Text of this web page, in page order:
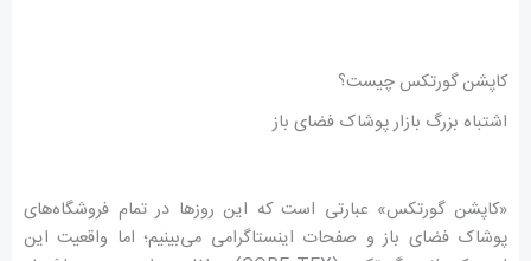
کاپشن گورتکس چیست؟
اشتباه بزرگ بازار پوشاک فضای باز
«کاپشن گورتکس» عبارتی است که این روزها در تمام فروشگاه‌های
پوشاک فضای باز و صفحات اینستاگرامی می‌بینیم؛ اما واقعیت این